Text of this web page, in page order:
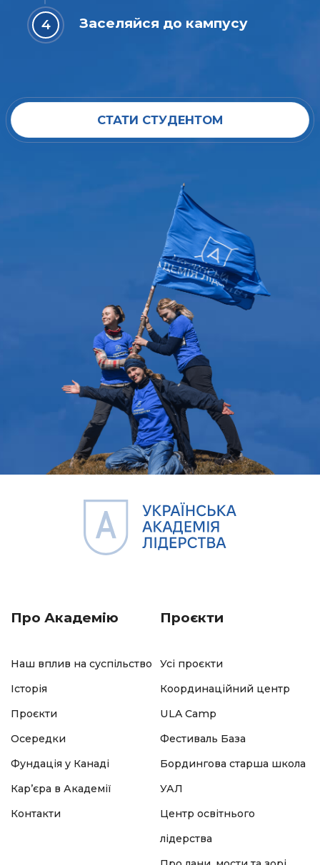
Заселяйся до кампусу
СТАТИ СТУДЕНТОМ
Про Академію
Наш вплив на суспільство
Історія
Проєкти
Осередки
Фундація у Канаді
Кар’єра в Академії
Контакти
Проєкти
Усі проєкти
Координаційний центр
ULA Camp
Фестиваль База
Бордингова старша школа
УАЛ
Центр освітнього
лідерства